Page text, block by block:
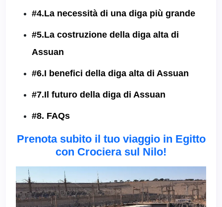
#4.La necessità di una diga più grande
#5.La costruzione della diga alta di
Assuan
#6.I benefici della diga alta di Assuan
#7.Il futuro della diga di Assuan
#8. FAQs
Prenota subito il tuo viaggio in Egitto
con Crociera sul Nilo!